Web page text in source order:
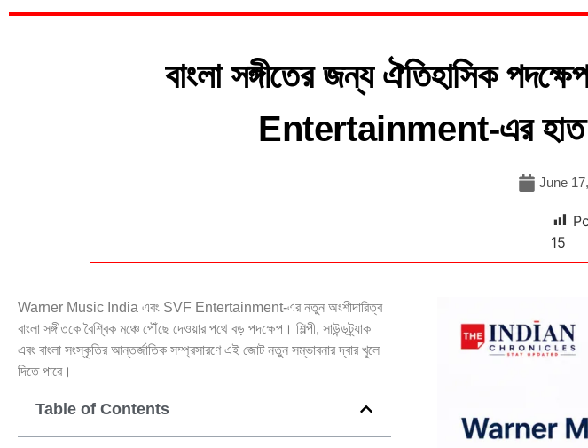
বাংলা সঙ্গীতের জন্য ঐতিহাসিক
Entertainment-এর হাত
June
15
Warner Music India এবং SVF Entertainment-এর নতুন অংশীদারিত্ব
বাংলা সঙ্গীতকে বৈশ্বিক মঞ্চে পৌঁছে দেওয়ার পথে বড় পদক্ষেপ। শিল্পী, সাউন্ডট্র্যাক
এবং বাংলা সংস্কৃতির আন্তর্জাতিক সম্প্রসারণে এই জোট নতুন সম্ভাবনার দ্বার খুলে
দিতে পারে।
Table of Contents